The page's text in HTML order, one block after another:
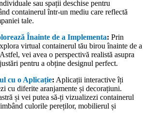
sau spații deschise pentru
containerul într-un mediu care reflectă
tale.
Înainte de a Implementa: Prin
virtual containerul tău birou înainte de a
vei avea o perspectivă realistă asupra
pentru a obține designul perfect.
cu o Aplicație: Aplicații interactive îți
cu diferite aranjamente și decorațiuni.
și vei putea să-ți vizualizezi containerul
culorile pereților, mobilierul și